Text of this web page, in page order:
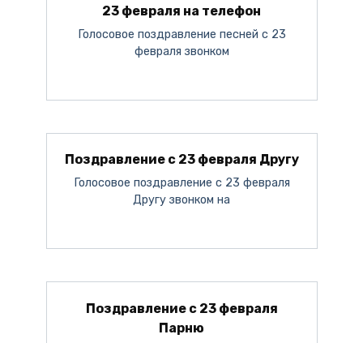
23 февраля на телефон
Голосовое поздравление песней с 23
февраля звонком
Поздравление с 23 февраля Другу
Голосовое поздравление с 23 февраля
Другу звонком на
Поздравление с 23 февраля
Парню